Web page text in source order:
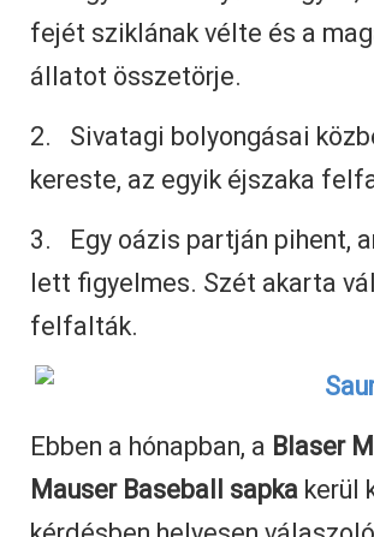
fejét sziklának vélte és a
állatot összetörje.
2. Sivatagi bolyongásai
kereste, az egyik éjszaka
3. Egy oázis partján pihent,
lett figyelmes. Szét akarta
felfalták.
Ebben a hónapban, a Blaser
Mauser Baseball sapka kerül